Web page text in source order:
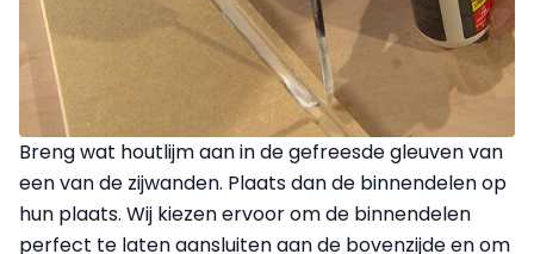
Breng wat houtlijm aan in de gefreesde gleuven van
een van de zijwanden. Plaats dan de binnendelen op
hun plaats. Wij kiezen ervoor om de binnendelen
perfect te laten aansluiten aan de bovenzijde en om